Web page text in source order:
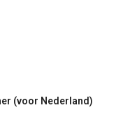
(voor Nederland)